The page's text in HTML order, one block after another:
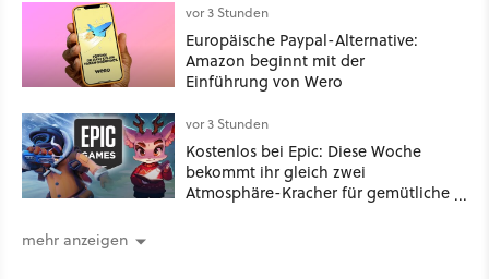
vor 3 Stunden
Europäische Paypal-Alternative:
Amazon beginnt mit der
Einführung von Wero
vor 3 Stunden
Kostenlos bei Epic: Diese Woche
bekommt ihr gleich zwei
Atmosphäre-Kracher für gemütliche
mehr anzeigen